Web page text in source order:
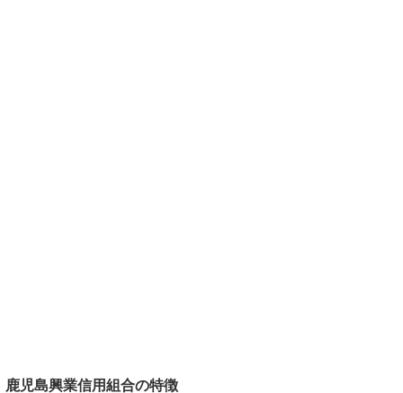
鹿児島興業信用組合の特徴